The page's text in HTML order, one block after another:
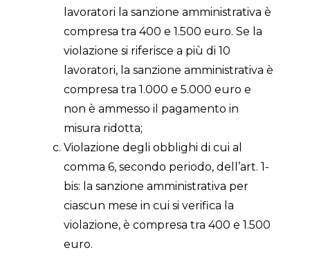
lavoratori la sanzione amministrativa è
compresa tra 400 e 1.500 euro. Se la
violazione si riferisce a più di 10
lavoratori, la sanzione amministrativa è
compresa tra 1.000 e 5.000 euro e
non è ammesso il pagamento in
misura ridotta;
Violazione degli obblighi di cui al
comma 6, secondo periodo, dell’art. 1-
bis: la sanzione amministrativa per
ciascun mese in cui si verifica la
violazione, è compresa tra 400 e 1.500
euro.